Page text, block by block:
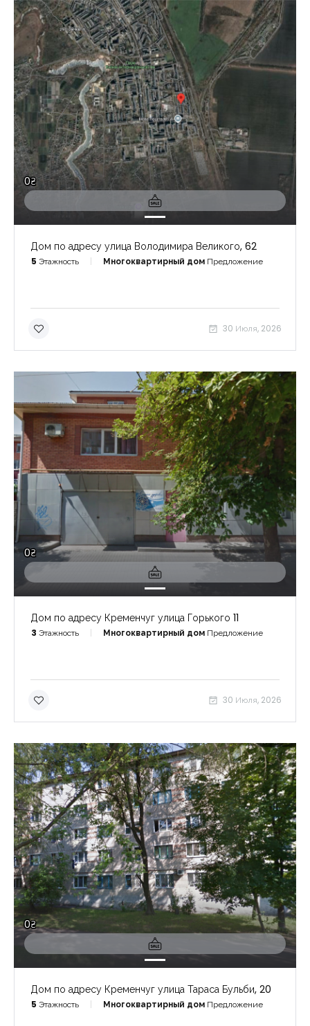
0₴
Дом по адресу улица Володимира Великого, 62
5 Этажность Многоквартирный дом Предложение
30 Июля, 2026
0₴
Дом по адресу Кременчуг улица Горького 11
3 Этажность Многоквартирный дом Предложение
30 Июля, 2026
0₴
Дом по адресу Кременчуг улица Тараса Бульби, 20
5 Этажность Многоквартирный дом Предложение
Войти